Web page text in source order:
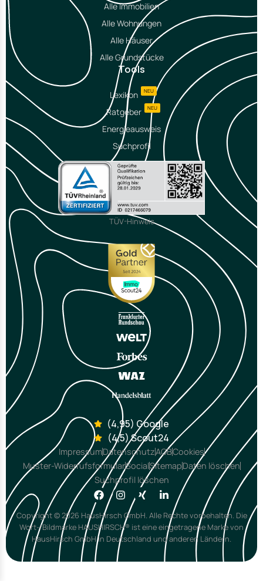
Alle Immobilien
Alle Wohnungen
Alle Häuser
Alle Grundstücke
Tools
Lexikon NEU
Ratgeber NEU
Energieausweis
Suchprofil
TÜV-Hinweis
(4,95) Google
(4,5) Scout24
ImpressumDatenschutzAGBCookies
Muster-WiderrufsformularSocialSitemapDaten löschen
Suchprofil löschen
Copyright © 2026 HausHirsch GmbH. Alle Rechte vorbehalten. Die
Wort-/Bildmarke HAUSHIRSCH® ist eine eingetragene Marke von
HausHirsch GmbH in Deutschland und anderen Ländern.